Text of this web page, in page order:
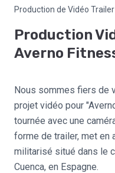
Production de Vidéo Trailer
Production
Averno
Nous sommes fiers de
projet vidéo pour
tournée avec une
forme de trailer, met en
militarisé situé dans le
Cuenca, en Espagne.